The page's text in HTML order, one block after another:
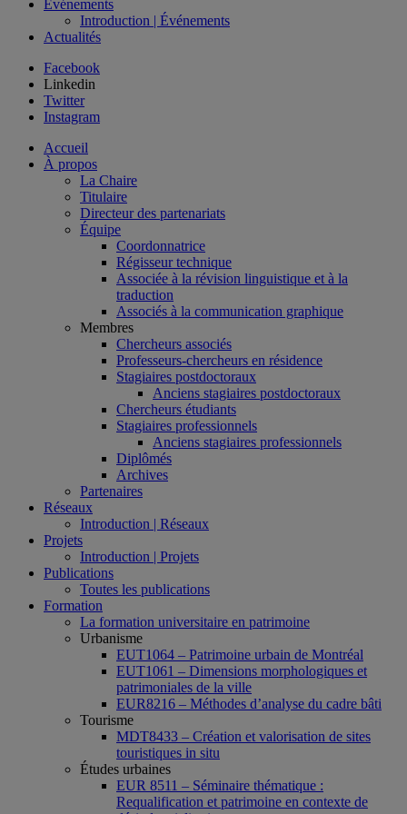
Événements
Introduction | Événements
Actualités
Facebook
Linkedin
Twitter
Instagram
Accueil
À propos
La Chaire
Titulaire
Directeur des partenariats
Équipe
Coordonnatrice
Régisseur technique
Associée à la révision linguistique et à la
traduction
Associés à la communication graphique
Membres
Chercheurs associés
Professeurs-chercheurs en résidence
Stagiaires postdoctoraux
Anciens stagiaires postdoctoraux
Chercheurs étudiants
Stagiaires professionnels
Anciens stagiaires professionnels
Diplômés
Archives
Partenaires
Réseaux
Introduction | Réseaux
Projets
Introduction | Projets
Publications
Toutes les publications
Formation
La formation universitaire en patrimoine
Urbanisme
EUT1064 – Patrimoine urbain de Montréal
EUT1061 – Dimensions morphologiques et
patrimoniales de la ville
EUR8216 – Méthodes d’analyse du cadre bâti
Tourisme
MDT8433 – Création et valorisation de sites
touristiques in situ
Études urbaines
EUR 8511 – Séminaire thématique :
Requalification et patrimoine en contexte de